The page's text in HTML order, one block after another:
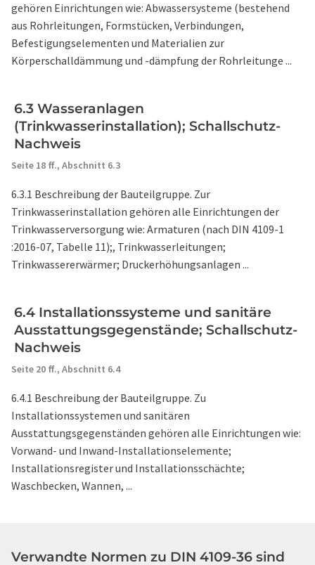
gehören Einrichtungen wie: Abwassersysteme (bestehend
aus Rohrleitungen, Formstücken, Verbindungen,
Befestigungselementen und Materialien zur
Körperschalldämmung und -dämpfung der Rohrleitunge ...
6.3 Wasseranlagen
(Trinkwasserinstallation); Schallschutz-
Nachweis
Seite 18 ff., Abschnitt 6.3
6.3.1 Beschreibung der Bauteilgruppe. Zur
Trinkwasserinstallation gehören alle Einrichtungen der
Trinkwasserversorgung wie: Armaturen (nach DIN 4109-1
:2016-07, Tabelle 11);, Trinkwasserleitungen;
Trinkwassererwärmer; Druckerhöhungsanlagen ...
6.4 Installationssysteme und sanitäre
Ausstattungsgegenstände; Schallschutz-
Nachweis
Seite 20 ff., Abschnitt 6.4
6.4.1 Beschreibung der Bauteilgruppe. Zu
Installationssystemen und sanitären
Ausstattungsgegenständen gehören alle Einrichtungen wie:
Vorwand- und Inwand-Installationselemente;
Installationsregister und Installationsschächte;
Waschbecken, Wannen, ...
Verwandte Normen zu DIN 4109-36 sind